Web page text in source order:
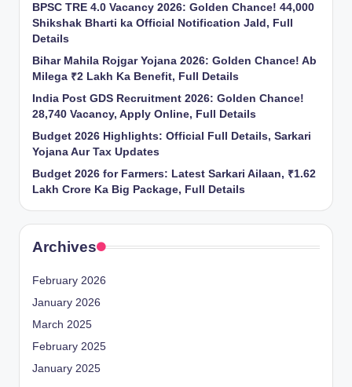
BPSC TRE 4.0 Vacancy 2026: Golden Chance! 44,000
Shikshak Bharti ka Official Notification Jald, Full
Details
Bihar Mahila Rojgar Yojana 2026: Golden Chance! Ab
Milega ₹2 Lakh Ka Benefit, Full Details
India Post GDS Recruitment 2026: Golden Chance!
28,740 Vacancy, Apply Online, Full Details
Budget 2026 Highlights: Official Full Details, Sarkari
Yojana Aur Tax Updates
Budget 2026 for Farmers: Latest Sarkari Ailaan, ₹1.62
Lakh Crore Ka Big Package, Full Details
Archives
February 2026
January 2026
March 2025
February 2025
January 2025